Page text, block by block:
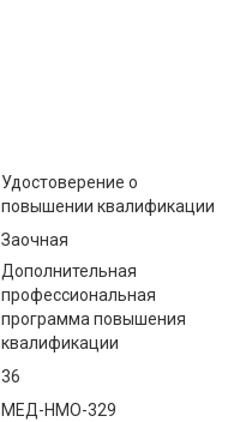
Удостоверение о
повышении квалификации
Заочная
Дополнительная
профессиональная
программа повышения
квалификации
36
МЕД-НМО-329